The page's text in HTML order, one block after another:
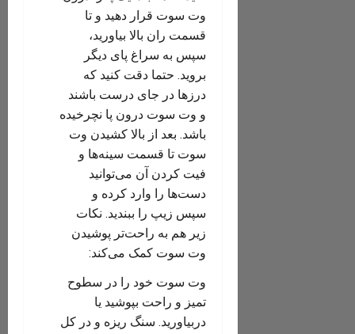
وت سوت قرار دهید و تا
قسمت ران بالا بیاورید،
سپس به سراغ پای دیگر
بروید. حتما دقت کنید که
درزها در جای درست باشند
و وت سوت درون پا نچرخیده
باشد. بعد از بالا کشیدن وت
سوت تا قسمت سینه‌ها و
فیت کردن آن می‌توانید
دست‌ها را وارد کرده و
سپس زیپ را ببندید. نکات
زیر هم به راحت‌تر پوشیدن
وت سوت کمک می‌کند:
وت سوت خود را در سطوح
تمیز و راحت بپوشید یا
دربیاورید. سنگ ریزه و در کل